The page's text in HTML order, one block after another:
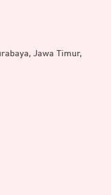
Jawa Timur,